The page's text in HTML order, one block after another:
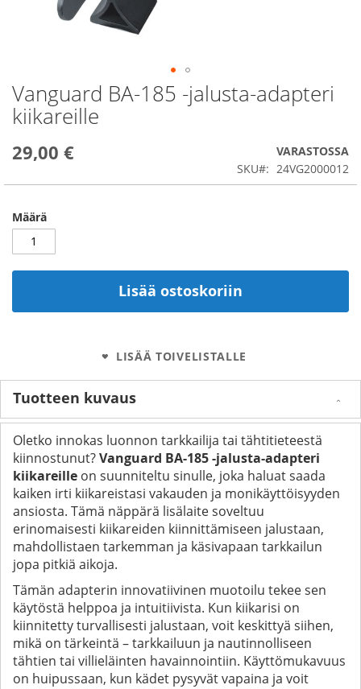
Vanguard BA-185 -jalusta-adapteri
kiikareille
29,00 €
VARASTOSSA
SKU
24VG2000012
Määrä
Lisää ostoskoriin
LISÄÄ TOIVELISTALLE
Skip
to
the
of
Tuotteen kuvaus
Oletko innokas luonnon tarkkailija tai tähtitieteestä
kiinnostunut?Vanguard BA-185 -jalusta-adapteri
kiikareille on suunniteltu sinulle, joka haluat saada
kaiken irti kiikareistasi vakauden ja monikäyttöisyyden
ansiosta. Tämä näppärä lisälaite soveltuu
erinomaisesti kiikareiden kiinnittämiseen jalustaan,
mahdollistaen tarkemman ja käsivapaan tarkkailun
jopa pitkiä aikoja.
Tämän adapterin innovatiivinen muotoilu tekee sen
käytöstä helppoa ja intuitiivista. Kun kiikarisi on
kiinnitetty turvallisesti jalustaan, voit keskittyä siihen,
mikä on tärkeintä – tarkkailuun ja nautinnolliseen
tähtien tai villieläinten havainnointiin. Käyttömukavuus
on huipussaan, kun kädet pysyvät vapaina ja voit